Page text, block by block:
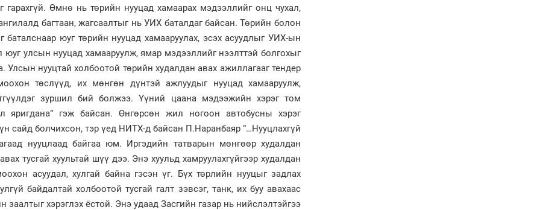
гарахгүй. Өмнө нь төрийн нууцад хамаарах мэдээллийг онц чухал,
багтаан, жагсаалтыг нь УИХ баталдаг байсан. Төрийн болон
баталснаар юуг төрийн нууцад хамааруулах, эсэх асуудлыг УИХ-ын
юуг улсын нууцад хамааруулж, ямар мэдээллийг нээлттэй болгохыг
Улсын нууцтай холбоотой төрийн худалдан авах ажиллагааг тендер
төслүүд, их мөнгөн дүнтэй ажлуудыг нууцад хамааруулж,
зуршил бий болжээ. Үүний цаана мэдээжийн хэрэг том
яригдана” гэж байсан. Өнгөрсөн жил ногоон автобусны хэрэг
сайд болчихсон, тэр үед НИТХ-д байсан П.Наранбаяр “…Нууцлахгүй
нууцлаад байгаа юм. Иргэдийн татварын мөнгөөр худалдан
тусгай хуультай шүү дээ. Энэ хуульд хамруулахгүйгээр худалдан
асуудал, хулгай байна гэсэн үг. Бүх төрлийн нууцыг задлах
байдалтай холбоотой тусгай галт зэвсэг, танк, их буу авахаас
заалтыг хэрэглэх ёстой. Энэ удаад Засгийн газар нь нийслэлтэйгээ